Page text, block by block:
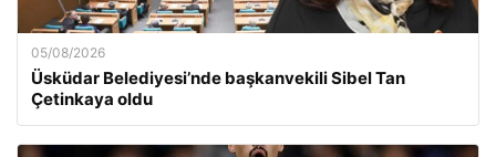
05/08/2026
Üsküdar Belediyesi’nde başkanvekili Sibel Tan
Çetinkaya oldu